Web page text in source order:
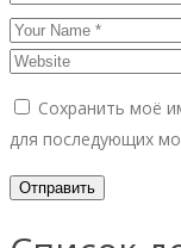
Сохранить моё
для последующих